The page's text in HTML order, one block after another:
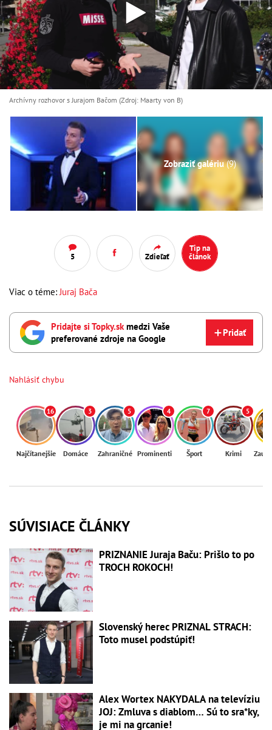
Archívny rozhovor s Jurajom Bačom (Zdroj: Maarty von B)
Zobraziť galériu(9)
5 Zdieľať
Tip na
článok
Viac o téme: Juraj Bača
Pridajte si Topky.sk medzi Vaše
preferované zdroje na Google
Pridať
Nahlásiť chybu
16
Najčítanejšie
3
Domáce
5
Zahraničné
4
Prominenti
7
Šport
5
Krimi
SÚVISIACE ČLÁNKY
PRIZNANIE Juraja Baču: Prišlo to po
TROCH ROKOCH!
Slovenský herec PRIZNAL STRACH:
Toto musel podstúpiť!
Alex Wortex NAKYDALA na televíziu
JOJ: Zmluva s diablom… Sú to sra*ky,
je mi na grcanie!